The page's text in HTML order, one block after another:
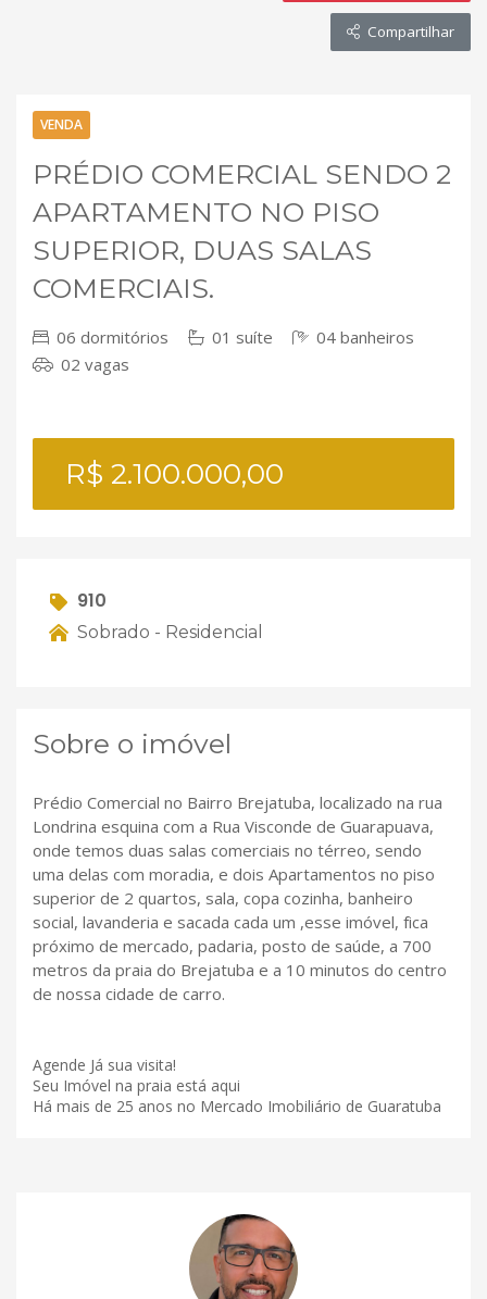
Compartilhar
VENDA
PRÉDIO COMERCIAL SENDO 2
APARTAMENTO NO PISO
SUPERIOR, DUAS SALAS
COMERCIAIS.
06 dormitórios 01 suíte
04 banheiros
02 vagas
R$ 2.100.000,00
910
Sobrado - Residencial
Sobre o imóvel
Prédio Comercial no Bairro Brejatuba, localizado na rua
Londrina esquina com a Rua Visconde de Guarapuava,
onde temos duas salas comerciais no térreo, sendo
uma delas com moradia, e dois Apartamentos no piso
superior de 2 quartos, sala, copa cozinha, banheiro
social, lavanderia e sacada cada um ,esse imóvel, fica
próximo de mercado, padaria, posto de saúde, a 700
metros da praia do Brejatuba e a 10 minutos do centro
de nossa cidade de carro.
Agende Já sua visita!
Seu Imóvel na praia está aqui
Há mais de 25 anos no Mercado Imobiliário de Guaratuba